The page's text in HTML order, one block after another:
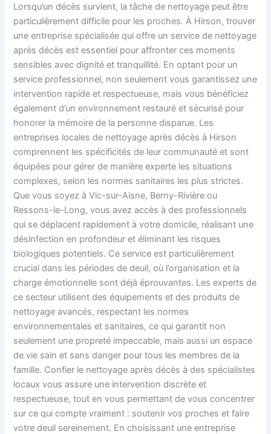
Lorsqu’un décès survient, la tâche de nettoyage peut être
particulièrement difficile pour les proches. À Hirson, trouver
une entreprise spécialisée qui offre un service de nettoyage
après décès est essentiel pour affronter ces moments
sensibles avec dignité et tranquillité. En optant pour un
service professionnel, non seulement vous garantissez une
intervention rapide et respectueuse, mais vous bénéficiez
également d’un environnement restauré et sécurisé pour
honorer la mémoire de la personne disparue. Les
entreprises locales de nettoyage après décès à Hirson
comprennent les spécificités de leur communauté et sont
équipées pour gérer de manière experte les situations
complexes, selon les normes sanitaires les plus strictes.
Que vous soyez à Vic-sur-Aisne, Berny-Rivière ou
Ressons-le-Long, vous avez accès à des professionnels
qui se déplacent rapidement à votre domicile, réalisant une
désinfection en profondeur et éliminant les risques
biologiques potentiels. Ce service est particulièrement
crucial dans les périodes de deuil, où l’organisation et la
charge émotionnelle sont déjà éprouvantes. Les experts de
ce secteur utilisent des équipements et des produits de
nettoyage avancés, respectant les normes
environnementales et sanitaires, ce qui garantit non
seulement une propreté impeccable, mais aussi un espace
de vie sain et sans danger pour tous les membres de la
famille. Confier le nettoyage après décès à des spécialistes
locaux vous assure une intervention discrète et
respectueuse, tout en vous permettant de vous concentrer
sur ce qui compte vraiment : soutenir vos proches et faire
votre deuil sereinement. En choisissant une entreprise